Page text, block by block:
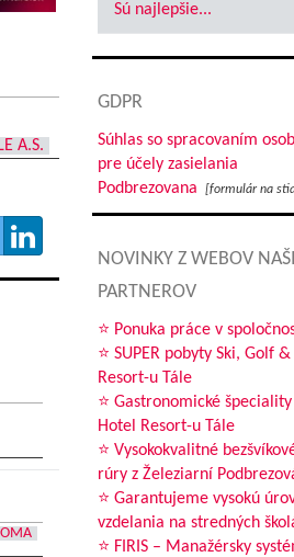
A.S.
Sú najlepšie...
GDPR
Súhlas so spracovaním
pre účely zasielania
Podbrezovana
[formulár na
NOVINKY Z WEBOV
PARTNEROV
⭐ Ponuka práce v
⭐ SUPER pobyty Ski, Golf &
Resort-u Tále
⭐ Gastronomické
Hotel Resort-u Tále
⭐ Vysokokvalitné
rúry z Železiarní
⭐ Garantujeme vysokú
vzdelania na stredných
⭐ FIRIS – Manažérsky